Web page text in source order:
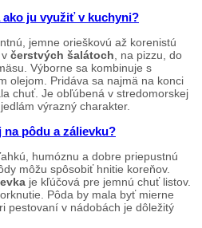
ju využiť v kuchyni?
jemne orieškovú až korenistú
čerstvých šalátoch , na pizzu, do
Výborne sa kombinuje s
olejom. Pridáva sa najmä na konci
chuť. Je obľúbená v stredomorskej
výrazný charakter.
pôdu a zálievku?
humóznu a dobre priepustnú
môžu spôsobiť hnitie koreňov.
je kľúčová pre jemnú chuť listov.
Pôda by mala byť mierne
pestovaní v nádobách je dôležitý